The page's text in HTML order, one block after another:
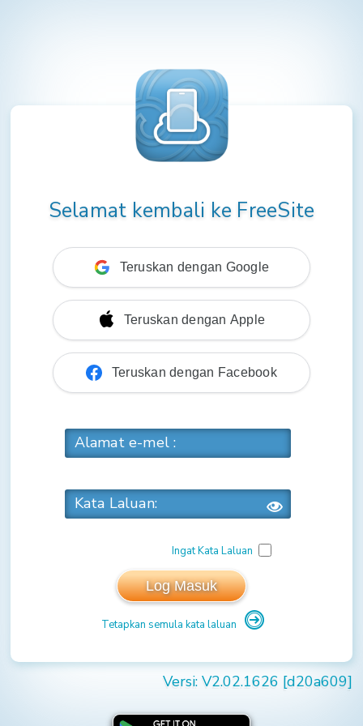
Selamat kembali ke FreeSite
Teruskan dengan Google
Teruskan dengan Apple
Teruskan dengan Facebook
Alamat e-mel :
Kata Laluan:
Ingat Kata Laluan
Log Masuk
Tetapkan semula kata laluan
Versi: V2.02.1626 [d20a609]